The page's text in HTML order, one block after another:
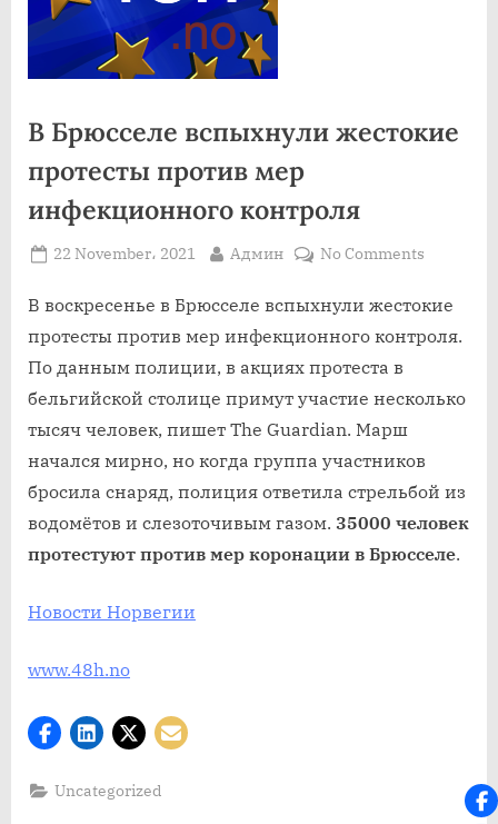
В Брюсселе вспыхнули жестокие
протесты против мер
инфекционного контроля
Posted
22 November، 2021 By
Админ No Commentson
Брюсселе
против
контроля
В воскресенье в Брюсселе вспыхнули жестокие
протесты против мер инфекционного контроля.
По данным полиции, в акциях протеста в
бельгийской столице примут участие несколько
тысяч человек, пишет The Guardian. Марш
начался мирно, но когда группа участников
бросила снаряд, полиция ответила стрельбой из
водомётов и слезоточивым газом. 35000 человек
протестуют против мер коронации в Брюсселе.
Новости Норвегии
www.48h.no
Uncategorized